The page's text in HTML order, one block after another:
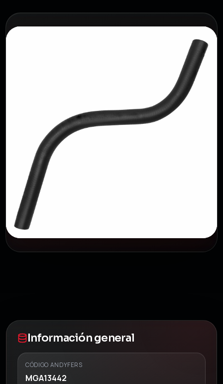
Información general
CÓDIGO ANDYFERS
MGA13442